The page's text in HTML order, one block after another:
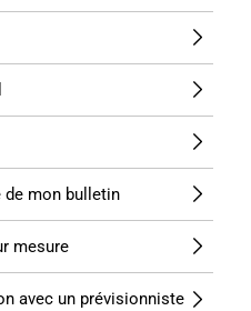
de mon bulletin
mesure
avec un prévisionniste